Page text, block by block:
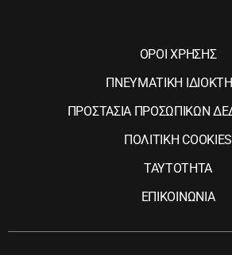
ΟΡΟΙ ΧΡΗΣΗΣ
ΠΝΕΥΜΑΤΙΚΗ
ΠΡΟΣΤΑΣΙΑ ΠΡΟΣΩΠΙΚΩΝ
ΠΟΛΙΤΙΚΗ COOKIES
ΤΑΥΤΟΤΗΤΑ
ΕΠΙΚΟΙΝΩΝΙΑ